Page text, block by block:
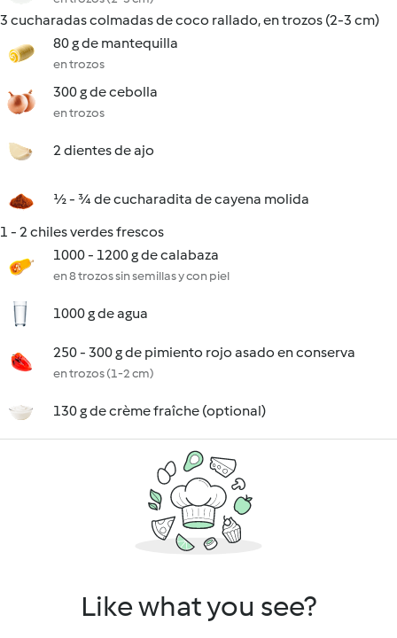
3 cucharadas colmadas de coco rallado, en trozos (2-3 cm)
80 g de mantequilla
en trozos
300 g de cebolla
en trozos
2 dientes de ajo
½ - ¾ de cucharadita de cayena molida
1 - 2 chiles verdes frescos
1000 - 1200 g de calabaza
en 8 trozos sin semillas y con piel
1000 g de agua
250 - 300 g de pimiento rojo asado en conserva
en trozos (1-2 cm)
130 g de crème fraîche (optional)
Like what you see?